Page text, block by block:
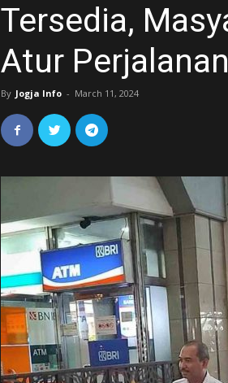
Tersedia,
Atur Perjalanan
By Jogja Info - March 11, 2024